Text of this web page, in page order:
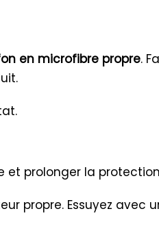
en microfibre propre.
et prolonger la
propre. Essuyez avec